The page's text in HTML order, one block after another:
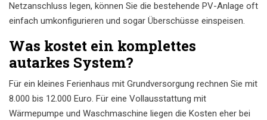
Netzanschluss legen, können Sie die bestehende PV-Anlage oft
einfach umkonfigurieren und sogar Überschüsse einspeisen.
Was kostet ein komplettes
autarkes System?
Für ein kleines Ferienhaus mit Grundversorgung rechnen Sie mit
8.000 bis 12.000 Euro. Für eine Vollausstattung mit
Wärmepumpe und Waschmaschine liegen die Kosten eher bei